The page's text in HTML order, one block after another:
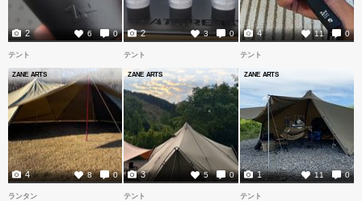
6 0
2 3 0
2 11 0
4
テント
ZANE ARTS
8 0
4
テント
ZANE ARTS
5 0
3
テント
ZANE ARTS
11 0
1
ランタン テント テント